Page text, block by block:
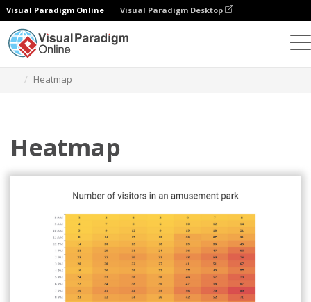
Visual Paradigm Online Visual Paradigm Desktop
Heatmap
Heatmap